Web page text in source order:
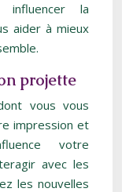
influencer la
aider à mieux
projette
vous vous
impression et
votre
avec les
les nouvelles